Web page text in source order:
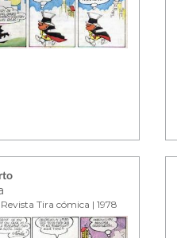
Tira cómica | 1978